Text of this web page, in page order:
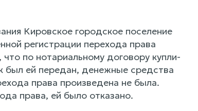
Кировское городское поселение
регистрации перехода права
по нотариальному договору купли-
был ей передан, денежные средства
права произведена не была.
права, ей было отказано.